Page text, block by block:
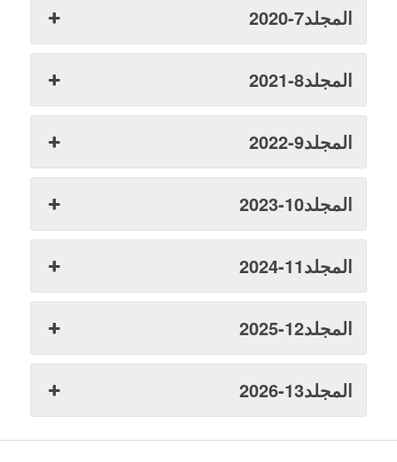
المجلد7-2020
المجلد8-2021
المجلد9-2022
المجلد10-2023
المجلد11-2024
المجلد12-2025
المجلد13-2026